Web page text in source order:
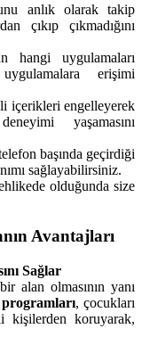
anlık olarak takip
çıkıp çıkmadığını
hangi uygulamaları
erişimi
içerikleri engelleyerek
yaşamasını
başında geçirdiği
sağlayabilirsiniz.
olduğunda size
Avantajları
Sağlar
alan olmasının yanı
, çocukları
kişilerden koruyarak,